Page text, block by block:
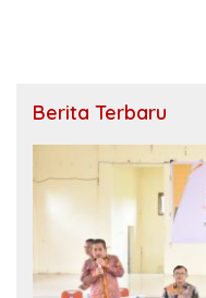
Berita Terbaru